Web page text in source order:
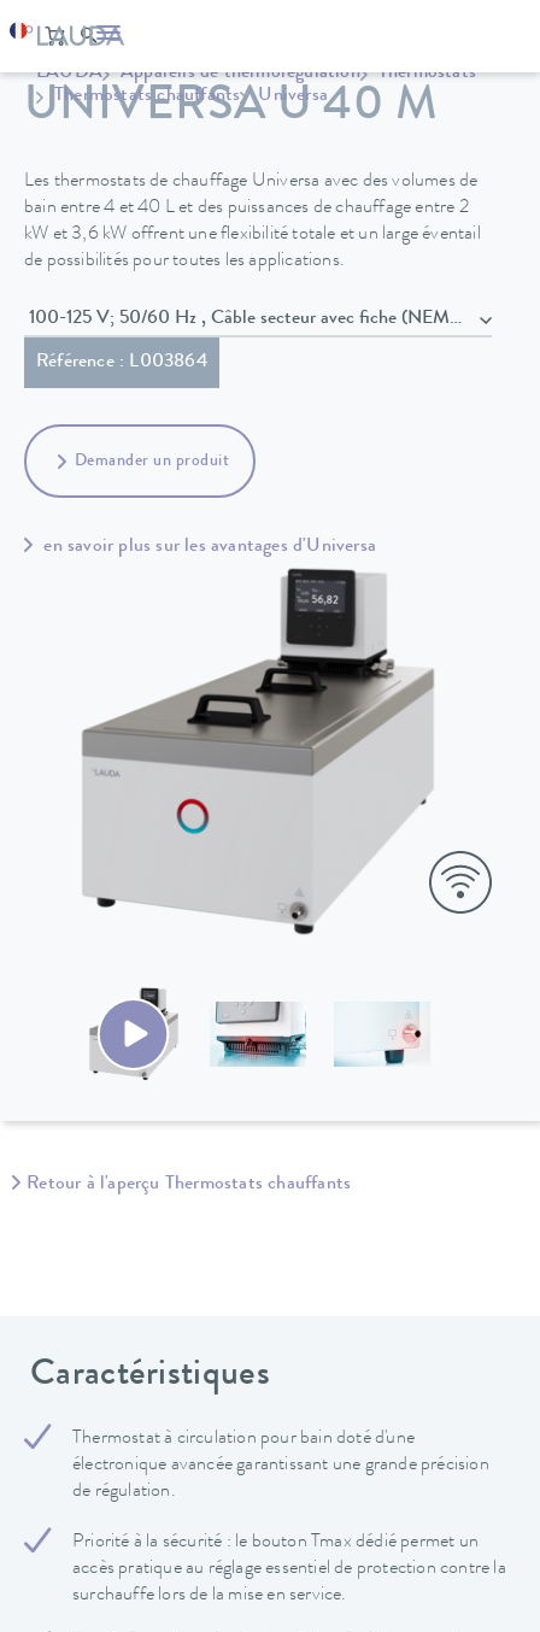
LAUDA Appareils de thermorégulation
Thermostats
Thermostats chauffants
Universa
UNIVERSA U 40 M
Les thermostats de chauffage Universa avec des volumes de
bain entre 4 et 40 L et des puissances de chauffage entre 2
kW et 3,6 kW offrent une flexibilité totale et un large éventail
de possibilités pour toutes les applications.
100-125 V; 50/60 Hz , Câble secteur avec fiche (NEMA 5-20P)
Référence : L003864
Demander un produit
en savoir plus sur les avantages d'Universa
Retour à l'aperçu Thermostats chauffants
Caractéristiques
Thermostat à circulation pour bain doté d'une
électronique avancée garantissant une grande précision
de régulation.
Priorité à la sécurité : le bouton Tmax dédié permet un
accès pratique au réglage essentiel de protection contre la
surchauffe lors de la mise en service.